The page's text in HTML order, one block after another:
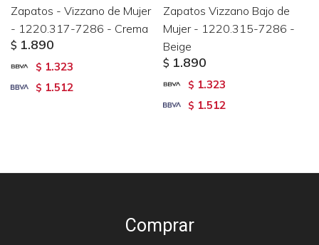
Zapatos - Vizzano de Mujer
- 1220.317-7286 - Crema
$ 1.890
$ 1.323
$ 1.512
Zapatos Vizzano Bajo de
Mujer - 1220.315-7286 -
Beige
$ 1.890
$ 1.323
$ 1.512
Comprar